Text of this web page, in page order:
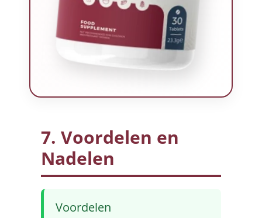
7. Voordelen en
Nadelen
Voordelen